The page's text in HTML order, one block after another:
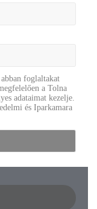
foglaltakat
a Tolna
adataimat kezelje.
és Iparkamara